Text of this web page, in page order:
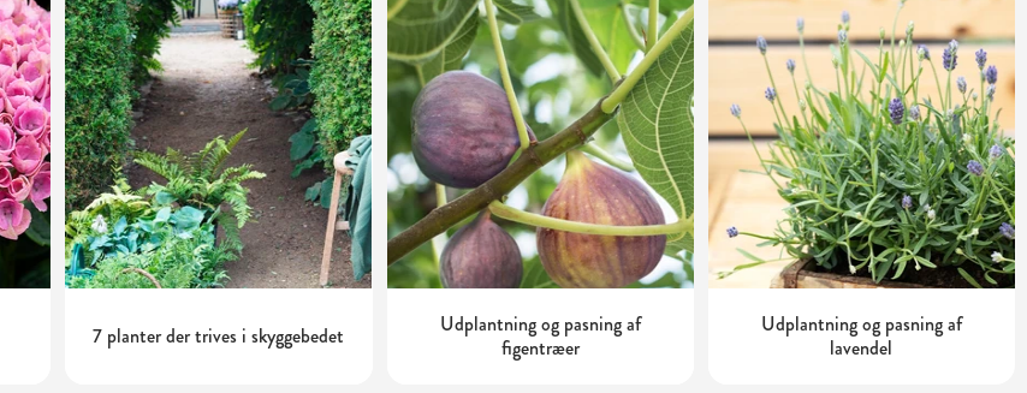
7 planter der trives i skyggebedet
Udplantning og pasning af
figentræer
Udplantning og pasning af
lavendel